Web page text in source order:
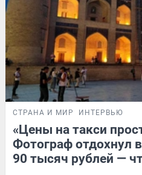
СТРАНА И МИР ИНТЕРВЬЮ
«Цены на такси
Фотограф отдохнул
90 тысяч рублей —